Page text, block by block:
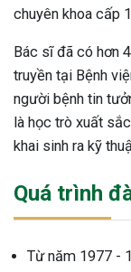
chuyên khoa cấp
Bác sĩ đã có hơn
truyền tại Bệnh
người bệnh tin
là học trò xuất
khai sinh ra kỹ
Quá trình
Từ năm 1977 -